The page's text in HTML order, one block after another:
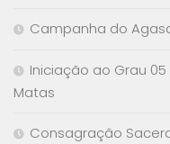
Campanha do
Iniciação ao Grau
Matas
Consagração